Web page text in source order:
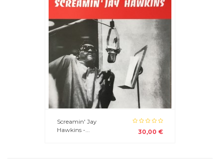
Screamin' Jay
Hawkins -...
30,00 €